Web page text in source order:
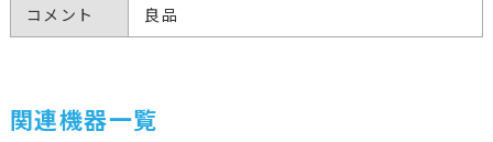
コメント 良品
関連機器一覧